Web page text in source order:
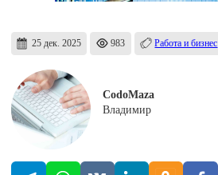
25 дек. 2025 983 Работа и бизнес
CodoMaza
Владимир